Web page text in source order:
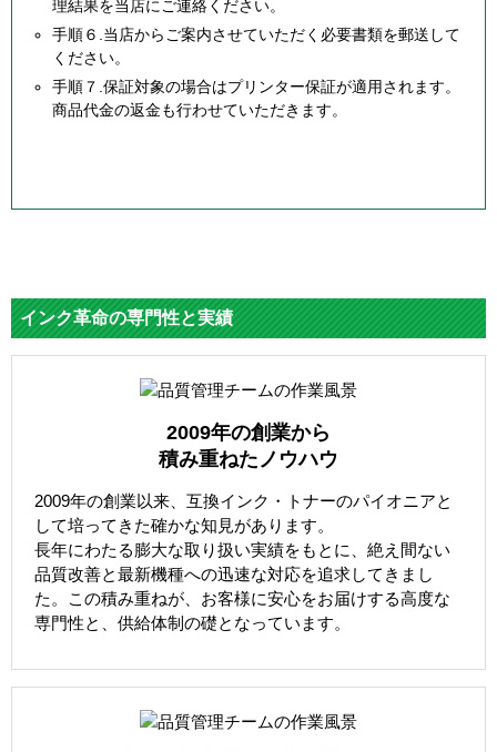
理結果を当店にご連絡ください。
手順６.当店からご案内させていただく必要書類を郵送して
ください。
手順７.保証対象の場合はプリンター保証が適用されます。
商品代金の返金も行わせていただきます。
インク革命の専門性と実績
2009年の創業から
積み重ねたノウハウ
2009年の創業以来、互換インク・トナーのパイオニアと
して培ってきた確かな知見があります。
長年にわたる膨大な取り扱い実績をもとに、絶え間ない
品質改善と最新機種への迅速な対応を追求してきまし
た。この積み重ねが、お客様に安心をお届けする高度な
専門性と、供給体制の礎となっています。